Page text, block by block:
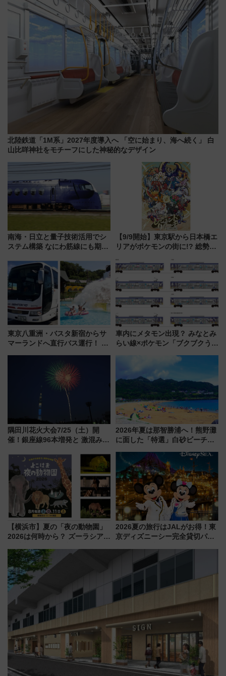
おひさま号」も走る
北陸鉄道「1M系」2027年度導入へ 「空に始まり、海へ続く」 白
山比咩神社をモチーフにした神秘的なデザイン
南海・日立と量子技術活用でシ
ステム構築 なにわ筋線にも期待
【9/9開始】東京駅から日本橋エ
リアがポケモンの街に!? 総勢
リサーチ」本格謎解き・グッズ
情報まとめ
東京八重洲・バスタ新宿からサ
マーランドへ直行バス運行！ お
推し活を楽しもう！（2026年
車内にメタモン出現？ みなとみ
らい線×ポケモン「ブクブクうみ
行開始に！ この夏は直通列車で
横浜へ！
隅田川花火大会7/25（土）開
催！銀座線96本増発と 激混みの
アクセス攻略法、2万発の花火が
都心の夜に！
2026年夏は那智勝浦へ！熊野灘
に面した「特選」白砂ビーチは
会」は8月11日開催！
【横浜市】夏の「夜の動物園」
2026は何時から？ ズーラシア・
見どころ、限定イベントを徹底
解説！
2026夏の旅行はJALがお得！東
京ディズニーシー完全貸切パー
ーン始まる 条件は「夏の国内
線に2回搭乗」